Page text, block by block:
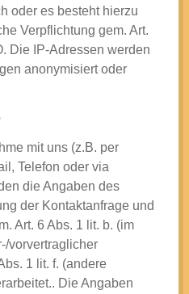
oder es besteht hierzu
Verpflichtung gem. Art.
Die IP-Adressen werden
anonymisiert oder
mit uns (z.B. per
Telefon oder via
die Angaben des
der Kontaktanfrage und
Art. 6 Abs. 1 lit. b. (im
vorvertraglicher
1 lit. f. (andere
Die Angaben